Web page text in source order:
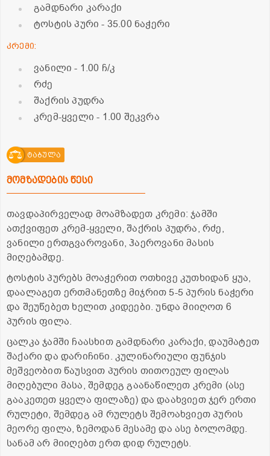
გამდნარი კარაქი
ტოსტის პური- 35.00 ნაჭერი
კრემი:
ვანილი- 1.00 ჩ/კ
რძე
შაქრის პუდრა
კრემ-ყველი- 1.00 შეკვრა
ტაბულა
მომზადების წესი
თავდაპირველად მოამზადეთ კრემი: ჯამში
ათქვიფეთ კრემ-ყველი, შაქრის პუდრა, რძე,
ვანილი ერთგვაროვანი, ჰაეროვანი მასის
მიღებამდე.
ტოსტის პურებს მოაჭერით ოთხივე კუთხიდან ყუა,
დაალაგეთ ერთმანეთზე მიჯრით 5-5 პურის ნაჭერი
და შეუწებეთ ხელით კიდეები. უნდა მიიღოთ 6
პურის ფილა.
ცალკა ჯამში ჩაასხით გამდნარი კარაქი, დაუმატეთ
შაქარი და დარიჩინი. კულინარიული ფუნჯის
მეშვეობით წაუსვით პურის თითოეულ ფილას
მიღებული მასა, შემდეგ გაანაწილეთ კრემი (ასე
გააკეთეთ ყველა ფილაზე) და დაახვიეთ ჯერ ერთი
რულეტი, შემდეგ ამ რულეტს შემოახვიეთ პურის
მეორე ფილა, ზემოდან მესამე და ასე ბოლომდე.
სანამ არ მიიღებთ ერთ დიდ რულეტს.